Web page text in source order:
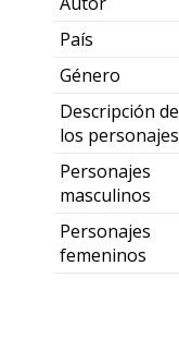
País
Género
Descripción de
los personajes
Personajes
masculinos
Personajes
femeninos